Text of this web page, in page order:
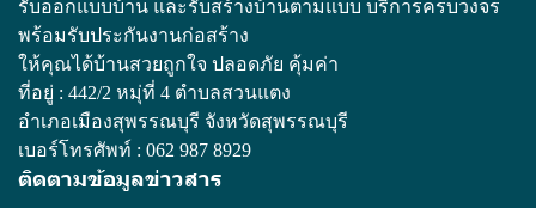
รับออกแบบบ้าน และรับสร้างบ้านตามแบบ บริการครบวงจร
พร้อมรับประกันงานก่อสร้าง
ให้คุณได้บ้านสวยถูกใจ ปลอดภัย คุ้มค่า
ที่อยู่ : 442/2 หมุ่ที่ 4 ตำบลสวนแตง
อำเภอเมืองสุพรรณบุรี จังหวัดสุพรรณบุรี
เบอร์โทรศัพท์ : 062 987 8929
ติดตามข้อมูลข่าวสาร